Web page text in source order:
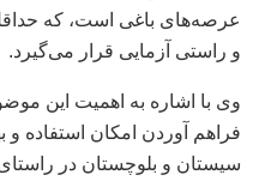
عرصه‌های باغی است، که حداقل
و راستی آزمایی قرار می‌گیرد.
وی با اشاره به اهمیت این
فراهم آوردن امکان استفاده و
سیستان و بلوچستان در